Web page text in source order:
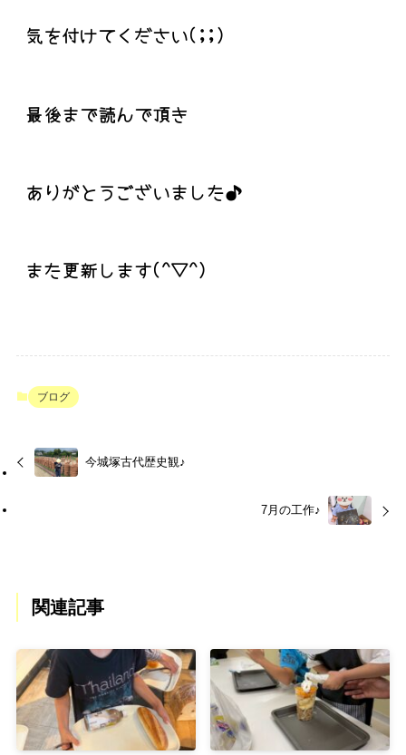
気を付けてください(;;)
最後まで読んで頂き
ありがとうございました♪
また更新します(^▽^)
ブログ
今城塚古代歴史観♪
7月の工作♪
関連記事